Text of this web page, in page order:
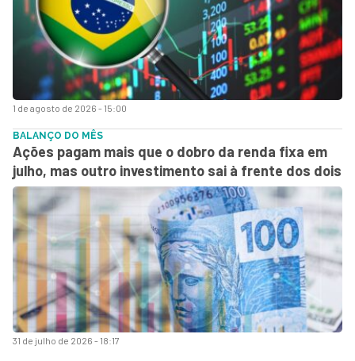
1 de agosto de 2026 - 15:00
31 de julho de 2026 - 18:17
BALANÇO DO MÊS
Ações pagam mais que o dobro da renda fixa em
julho, mas outro investimento sai à frente dos dois